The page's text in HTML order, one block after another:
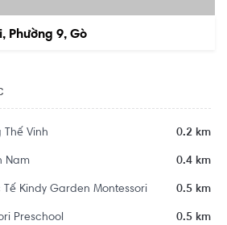
Phường 9, Gò
Thế Vinh 0.2 km
Nam 0.4 km
Kindy Garden Montessori 0.5 km
Preschool 0.5 km